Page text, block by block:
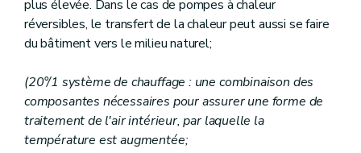
plus élevée. Dans le cas de pompes à chaleur
réversibles, le transfert de la chaleur peut aussi se faire
du bâtiment vers le milieu naturel;
(20°/1 système de chauffage : une combinaison des
composantes nécessaires pour assurer une forme de
traitement de l'air intérieur, par laquelle la
température est augmentée;